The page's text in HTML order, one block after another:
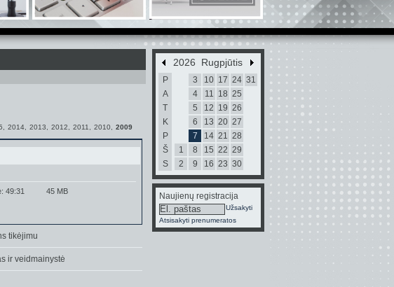
2014 2013 2012 2011 2010 2009
49:31 45 MB
tikėjimu
ir veidmainystė
2026 Rugpjūtis
P
A
T
K
P
Š
S
1
2
3
4
5
6
7
8
9
10
11
12
13
14
15
16
17
18
19
20
21
22
23
24
25
26
27
28
29
30
31
Naujienų registracija
Užsakyti
Atsisakyti prenumeratos